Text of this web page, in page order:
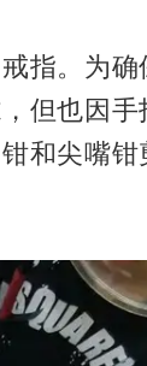
指。为
但也因
和尖嘴